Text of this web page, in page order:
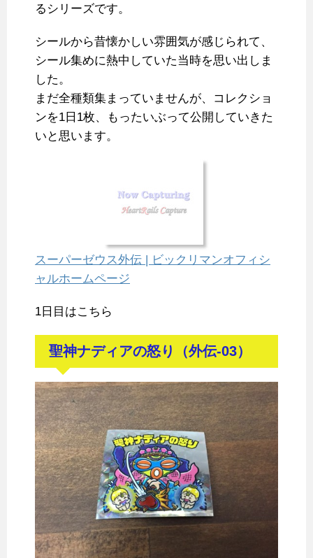
るシリーズです。
シールから昔懐かしい雰囲気が感じられて、
シール集めに熱中していた当時を思い出しま
した。
まだ全種類集まっていませんが、コレクショ
ンを1日1枚、もったいぶって公開していきた
いと思います。
スーパーゼウス外伝 | ビックリマンオフィシ
ャルホームページ
1日目はこちら
聖神ナディアの怒り（外伝-03）